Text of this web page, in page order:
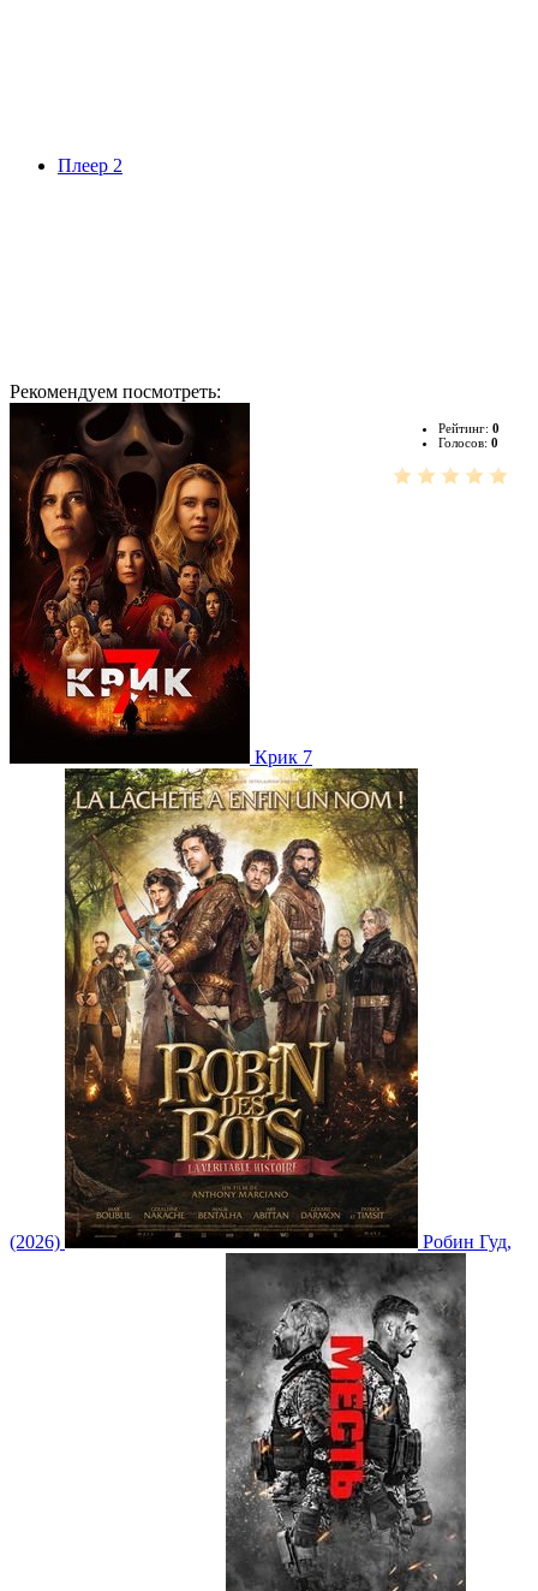
Плеер 2
Рекомендуем посмотреть:
Рейтинг: 0
Голосов: 0
Крик 7
(2026) Робин Гуд,